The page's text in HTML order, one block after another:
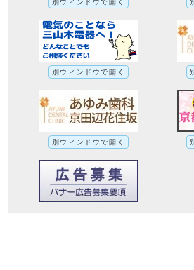
別ウィンドウで開く
別ウィンドウで開く
別ウィンドウで開く